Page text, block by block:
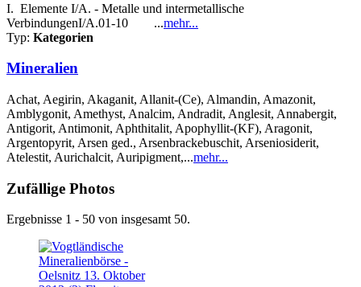
I. Elemente I/A. - Metalle und intermetallische
VerbindungenI/A.01-10 ...mehr...
Typ: Kategorien
Mineralien
Achat, Aegirin, Akaganit, Allanit-(Ce), Almandin, Amazonit,
Amblygonit, Amethyst, Analcim, Andradit, Anglesit, Annabergit,
Antigorit, Antimonit, Aphthitalit, Apophyllit-(KF), Aragonit,
Argentopyrit, Arsen ged., Arsenbrackebuschit, Arseniosiderit,
Atelestit, Aurichalcit, Auripigment,...mehr...
Zufällige Photos
Ergebnisse 1 - 50 von insgesamt 50.